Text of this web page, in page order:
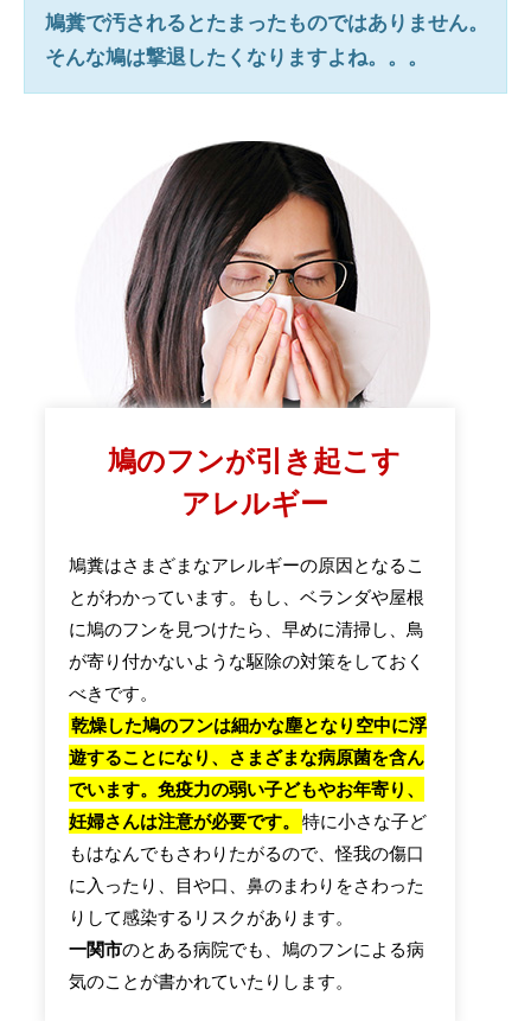
鳩糞で汚されるとたまったものではありません。
そんな鳩は撃退したくなりますよね。。。
鳩のフンが引き起こす
アレルギー
鳩糞はさまざまなアレルギーの原因となるこ
とがわかっています。もし、ベランダや屋根
に鳩のフンを見つけたら、早めに清掃し、鳥
が寄り付かないような駆除の対策をしておく
べきです。
乾燥した鳩のフンは細かな塵となり空中に浮
遊することになり、さまざまな病原菌を含ん
でいます。免疫力の弱い子どもやお年寄り、
妊婦さんは注意が必要です。
特に小さな子ど
もはなんでもさわりたがるので、怪我の傷口
に入ったり、目や口、鼻のまわりをさわった
りして感染するリスクがあります。
一関市のとある病院でも、鳩のフンによる病
気のことが書かれていたりします。